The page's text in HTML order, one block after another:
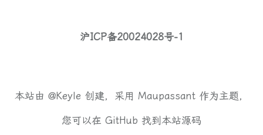
沪ICP备20024028号-1
本站由 @Keyle 创建，采用 Maupassant作为主题，
您可以在 GitHub 找到本站源码